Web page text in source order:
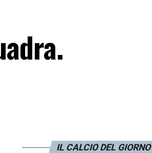
IL CALCIO DEL GIORNO